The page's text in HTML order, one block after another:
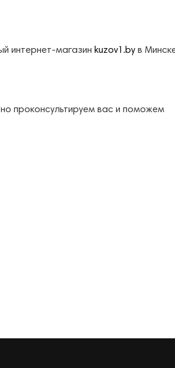
интернет-магазин kuzov1.by в
проконсультируем вас и поможем